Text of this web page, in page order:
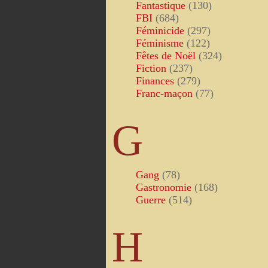
Fantastique (130)
FBI (684)
Féminicide (297)
Féminisme (122)
Fêtes de Noël (324)
Fiction (237)
Finances (279)
Franc-maçon (77)
G
Gang (78)
Gastronomie (168)
Guerre (514)
H